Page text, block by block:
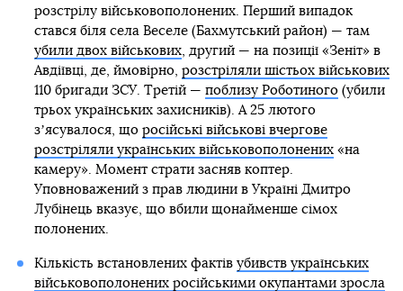
розстрілу військовополонених. Перший випадок
стався біля села Веселе (Бахмутський район) — там
убили двох військових, другий — на позиції «Зеніт» в
Авдіївці, де, ймовірно, розстріляли шістьох військових
110 бригади ЗСУ. Третій — поблизу Роботиного(убили
трьох українських захисників). А 25 лютого
зʼясувалося, що російські військові вчергове
розстріляли українських військовополонених«на
камеру». Момент страти засняв коптер.
Уповноважений з прав людини в Україні Дмитро
Лубінець вказує, що вбили щонайменше сімох
полонених.
Кількість встановлених фактів убивств українських
військовополонених російськими окупантами зросла